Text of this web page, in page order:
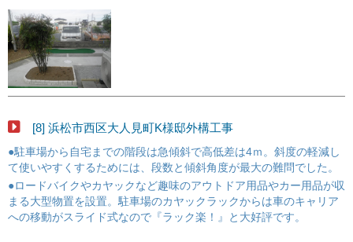
[8] 浜松市西区大人見町K様邸外構工事
●駐車場から自宅までの階段は急傾斜で高低差は4ｍ。斜度の軽減し
て使いやすくするためには、段数と傾斜角度が最大の難問でした。
●ロードバイクやカヤックなど趣味のアウトドア用品やカー用品が収
まる大型物置を設置。駐車場のカヤックラックからは車のキャリア
への移動がスライド式なので『ラック楽！』と大好評です。